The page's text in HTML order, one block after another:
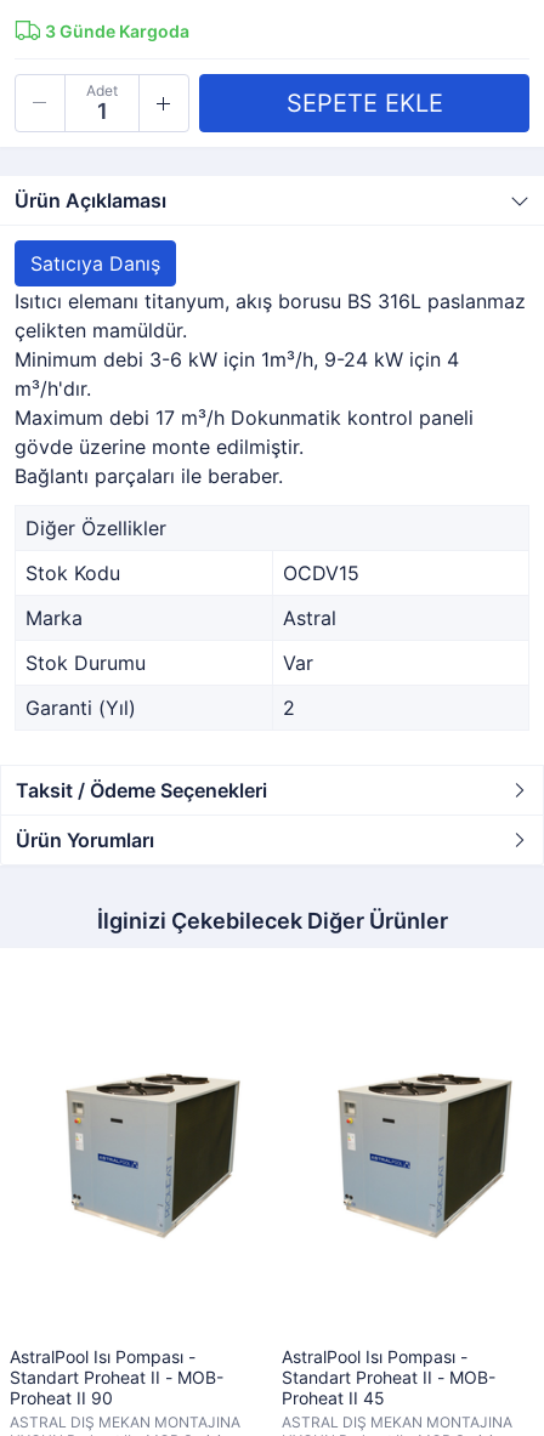
3Günde Kargoda
Adet
Ürün Açıklaması
Satıcıya Danış
Isıtıcı elemanı titanyum, akış borusu BS 316L paslanmaz
çelikten mamüldür.
Minimum debi 3-6 kW için 1m³/h, 9-24 kW için 4
m³/h'dır.
Maximum debi 17 m³/h Dokunmatik kontrol paneli
gövde üzerine monte edilmiştir.
Bağlantı parçaları ile beraber.
Diğer Özellikler
Stok Kodu
OCDV15
Marka
Astral
Stok Durumu
Var
Garanti (Yıl)
2
Taksit / Ödeme Seçenekleri
Ürün Yorumları
İlginizi Çekebilecek Diğer Ürünler
AstralPool Isı Pompası -
Standart Proheat II - MOB-
Proheat II 90
ASTRAL DIŞ MEKAN MONTAJINA
AstralPool Isı Pompası -
Standart Proheat II - MOB-
Proheat II 45
ASTRAL DIŞ MEKAN MONTAJINA